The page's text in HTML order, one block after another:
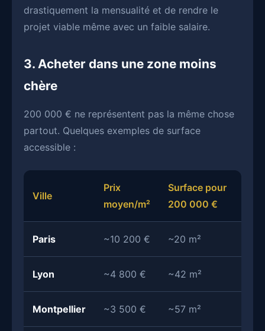
drastiquement la mensualité et de rendre le
projet viable même avec un faible salaire.
3. Acheter dans une zone moins
chère
200 000 € ne représentent pas la même chose
partout. Quelques exemples de surface
accessible :
Ville
Prix
moyen/m²
Surface pour
200 000 €
Paris ~10 200 € ~20 m²
Lyon ~4 800 € ~42 m²
Montpellier ~3 500 € ~57 m²